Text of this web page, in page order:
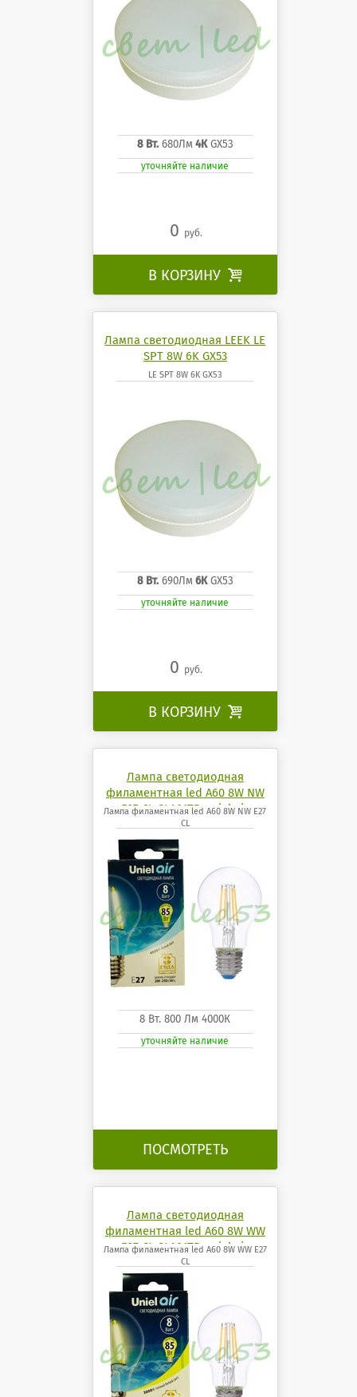
8 Вт.680Лм 4КGX53
уточняйте наличие
0 руб.
В КОРЗИНУ 
Лампа светодиодная LEEK LE
SPT 8W 6K GX53
LE SPT 8W 6K GX53
8 Вт.690Лм 6КGX53
уточняйте наличие
0 руб.
В КОРЗИНУ 
Лампа светодиодная
филаментная led A60 8W NW
E27 CL GLA01TR uniel air
Лампа филаментная led A60 8W NW E27
CL
8 Вт. 800 Лм 4000К
уточняйте наличие
ПОСМОТРЕТЬ
Лампа светодиодная
филаментная led A60 8W WW
E27 CL GLA01TR uniel air
Лампа филаментная led A60 8W WW E27
CL